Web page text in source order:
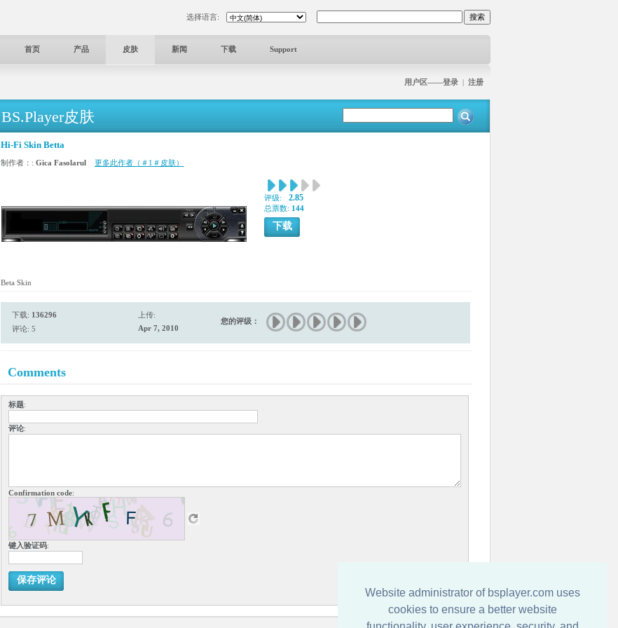
Website administrator of bsplayer.com uses
cookies to ensure a better website
选择语言:
首页 产品 皮肤 新闻 下载 Support
用户区——登录 | 注册
BS.Player皮肤
Hi-Fi Skin Betta
制作者：: Gica Fasolarul 更多此作者（＃1＃皮肤）
评级: 2.85
总票数: 144
下载
Beta Skin
下载: 136296
评论: 5
上传:
Apr 7, 2010
您的评级：
Comments
标题:
评论:
Confirmation code:
键入验证码:
保存评论